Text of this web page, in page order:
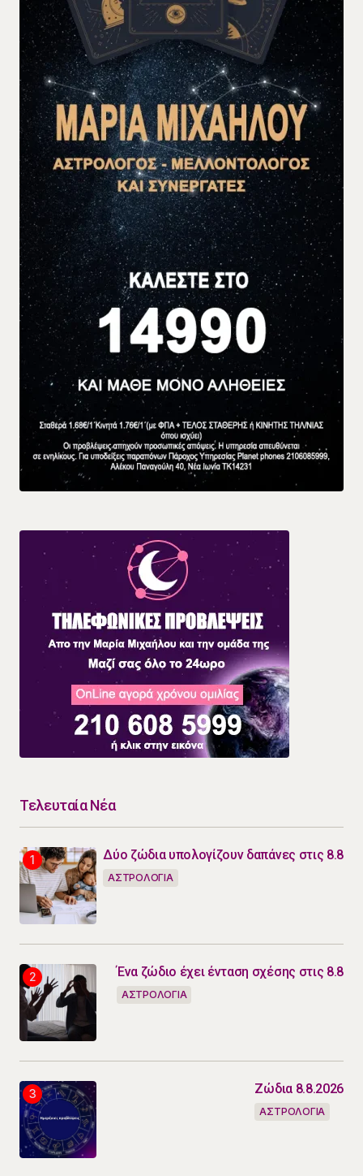
Τελευταία Νέα
Δύο ζώδια υπολογίζουν δαπάνες στις 8.8
ΑΣΤΡΟΛΟΓΙΑ
Ένα ζώδιο έχει ένταση σχέσης στις 8.8
ΑΣΤΡΟΛΟΓΙΑ
Ζώδια 8.8.2026
ΑΣΤΡΟΛΟΓΙΑ